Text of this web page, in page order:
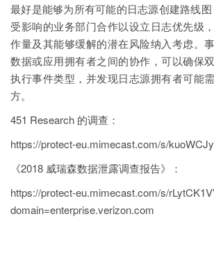
最好是能够为所有可能的日志源创建路线
受影响的业务部门合作以设立日志优先级
作量及其能够缓解的潜在风险纳入考虑。
数据或应用拥有者之间的协作，可以确保
执行事件类型，并发现日志源拥有者可能
方。
451 Research 的调查：
https://protect-eu.mimecast.com/s/
《2018 威瑞森数据泄露调查报告》：
https://protect-eu.mimecast.com/s/
domain=enterprise.verizon.com